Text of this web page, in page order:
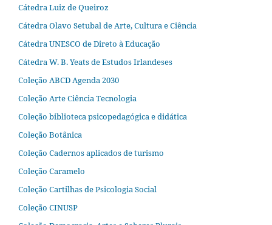
Cátedra Luiz de Queiroz
Cátedra Olavo Setubal de Arte, Cultura e Ciência
Cátedra UNESCO de Direto à Educação
Cátedra W. B. Yeats de Estudos Irlandeses
Coleção ABCD Agenda 2030
Coleção Arte Ciência Tecnologia
Coleção biblioteca psicopedagógica e didática
Coleção Botânica
Coleção Cadernos aplicados de turismo
Coleção Caramelo
Coleção Cartilhas de Psicologia Social
Coleção CINUSP